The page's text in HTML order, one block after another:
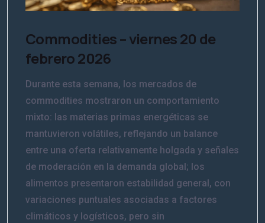
Commodities – viernes 20 de
febrero 2026
Durante esta semana, los mercados de
commodities mostraron un comportamiento
mixto: las materias primas energéticas se
mantuvieron volátiles, reflejando un balance
entre una oferta relativamente holgada y señales
de moderación en la demanda global; los
alimentos presentaron estabilidad general, con
variaciones puntuales asociadas a factores
climáticos y logísticos, pero sin